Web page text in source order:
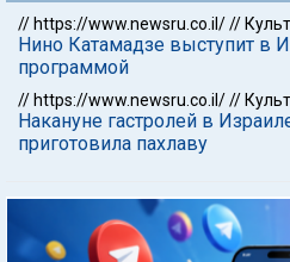
// https://www.newsru.co.il///
Нино Катамадзе выступит в
программой
// https://www.newsru.co.il///
Накануне гастролей в
приготовила пахлаву